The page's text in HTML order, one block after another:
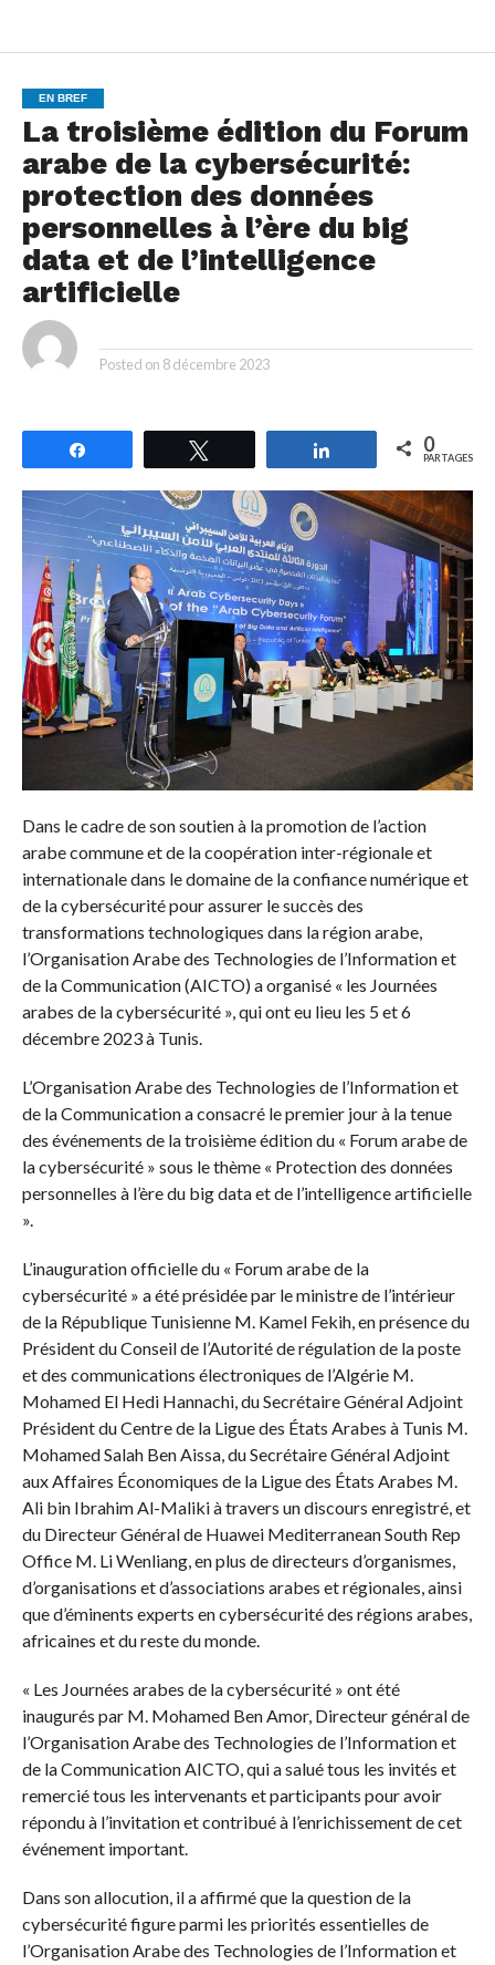
EN BREF
La troisième édition du Forum
arabe de la cybersécurité:
protection des données
personnelles à l’ère du big
data et de l’intelligence
artificielle
Posted on 8 décembre 2023
Partagez 0
PARTAGES
Dans le cadre de son soutien à la promotion de l’action
arabe commune et de la coopération inter-régionale et
internationale dans le domaine de la confiance numérique et
de la cybersécurité pour assurer le succès des
transformations technologiques dans la région arabe,
l’Organisation Arabe des Technologies de l’Information et
de la Communication (AICTO) a organisé « les Journées
arabes de la cybersécurité », qui ont eu lieu les 5 et 6
décembre 2023 à Tunis.
L’Organisation Arabe des Technologies de l’Information et
de la Communication a consacré le premier jour à la tenue
des événements de la troisième édition du « Forum arabe de
la cybersécurité » sous le thème « Protection des données
personnelles à l’ère du big data et de l’intelligence artificielle
».
L’inauguration officielle du « Forum arabe de la
cybersécurité » a été présidée par le ministre de l’intérieur
de la République Tunisienne M. Kamel Fekih, en présence du
Président du Conseil de l’Autorité de régulation de la poste
et des communications électroniques de l’Algérie M.
Mohamed El Hedi Hannachi, du Secrétaire Général Adjoint
Président du Centre de la Ligue des États Arabes à Tunis M.
Mohamed Salah Ben Aissa, du Secrétaire Général Adjoint
aux Affaires Économiques de la Ligue des États Arabes M.
Ali bin Ibrahim Al-Maliki à travers un discours enregistré, et
du Directeur Général de Huawei Mediterranean South Rep
Office M. Li Wenliang, en plus de directeurs d’organismes,
d’organisations et d’associations arabes et régionales, ainsi
que d’éminents experts en cybersécurité des régions arabes,
africaines et du reste du monde.
« Les Journées arabes de la cybersécurité » ont été
inaugurés par M. Mohamed Ben Amor, Directeur général de
l’Organisation Arabe des Technologies de l’Information et
de la Communication AICTO, qui a salué tous les invités et
remercié tous les intervenants et participants pour avoir
répondu à l’invitation et contribué à l’enrichissement de cet
événement important.
Dans son allocution, il a affirmé que la question de la
cybersécurité figure parmi les priorités essentielles de
l’Organisation Arabe des Technologies de l’Information et